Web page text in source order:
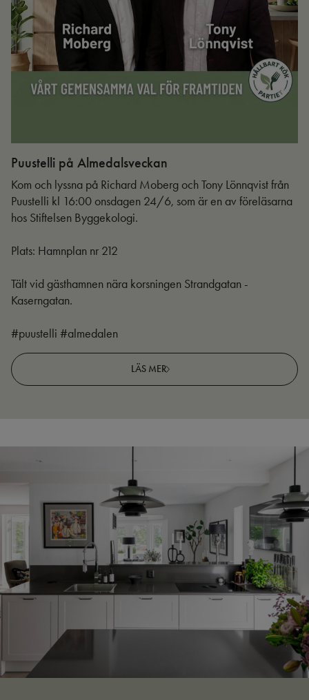
Puustelli på Almedalsveckan
Kom och lyssna på Richard Moberg och Tony Lönnqvist från
Puustelli kl 16:00 onsdagen 24/6, som är en av föreläsarna
hos Stiftelsen Byggekologi.
Plats: Hamnplan nr 212
Tält vid gästhamnen nära korsningen Strandgatan -
Kaserngatan.
#puustelli #almedalen
LÄS MER